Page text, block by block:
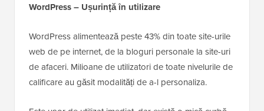
WordPress – Ușurință în utilizare
WordPress alimentează peste 43% din toate site-urile
web de pe internet, de la bloguri personale la site-uri
de afaceri. Milioane de utilizatori de toate nivelurile de
calificare au găsit modalități de a-l personaliza.